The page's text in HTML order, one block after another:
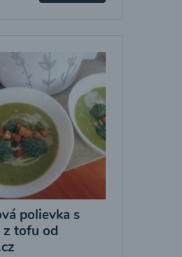
polievka s
tofu od